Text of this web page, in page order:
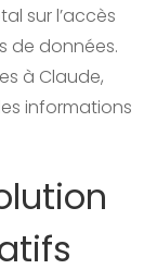
sur l’accès
de données.
à Claude,
informations